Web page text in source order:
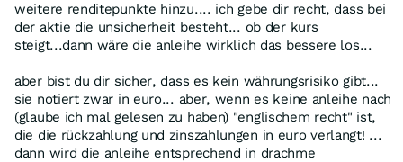
weitere renditepunkte hinzu.... ich gebe dir recht, dass bei
der aktie die unsicherheit besteht... ob der kurs
steigt...dann wäre die anleihe wirklich das bessere los...
aber bist du dir sicher, dass es kein währungsrisiko gibt...
sie notiert zwar in euro... aber, wenn es keine anleihe nach
(glaube ich mal gelesen zu haben) "englischem recht" ist,
die die rückzahlung und zinszahlungen in euro verlangt! ...
dann wird die anleihe entsprechend in drachme